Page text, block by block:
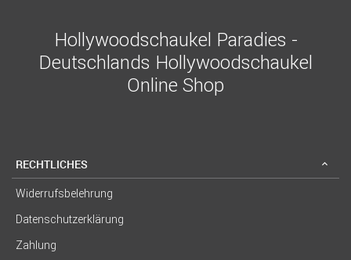
Hollywoodschaukel Paradies -
Deutschlands Hollywoodschaukel
Online Shop
RECHTLICHES
Widerrufsbelehrung
Datenschutzerklärung
Zahlung